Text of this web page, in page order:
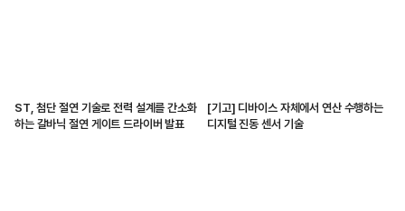
ST, 첨단 절연 기술로 전력 설계를 간소화
하는 갈바닉 절연 게이트 드라이버 발표
[기고] 디바이스 자체에서 연산 수행하는
디지털 진동 센서 기술